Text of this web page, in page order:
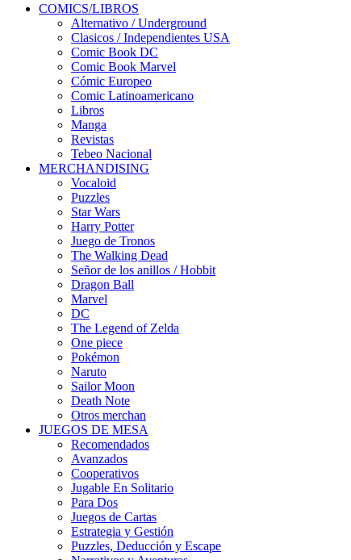
COMICS/LIBROS
Alternativo / Underground
Clasicos / Independientes USA
Comic Book DC
Comic Book Marvel
Cómic Europeo
Comic Latinoamericano
Libros
Manga
Revistas
Tebeo Nacional
MERCHANDISING
Vocaloid
Puzzles
Star Wars
Harry Potter
Juego de Tronos
The Walking Dead
Señor de los anillos / Hobbit
Dragon Ball
Marvel
DC
The Legend of Zelda
One piece
Pokémon
Naruto
Sailor Moon
Death Note
Otros merchan
JUEGOS DE MESA
Recomendados
Avanzados
Cooperativos
Jugable En Solitario
Para Dos
Juegos de Cartas
Estrategia y Gestión
Puzzles, Deducción y Escape